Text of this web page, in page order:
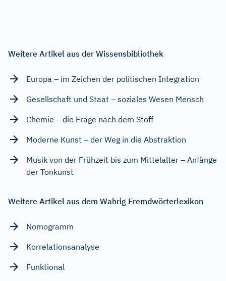
Weitere Artikel aus der Wissensbibliothek
Europa – im Zeichen der politischen Integration
Gesellschaft und Staat – soziales Wesen Mensch
Chemie – die Frage nach dem Stoff
Moderne Kunst – der Weg in die Abstraktion
Musik von der Frühzeit bis zum Mittelalter – Anfänge
der Tonkunst
Weitere Artikel aus dem Wahrig Fremdwörterlexikon
Nomogramm
Korrelationsanalyse
Funktional